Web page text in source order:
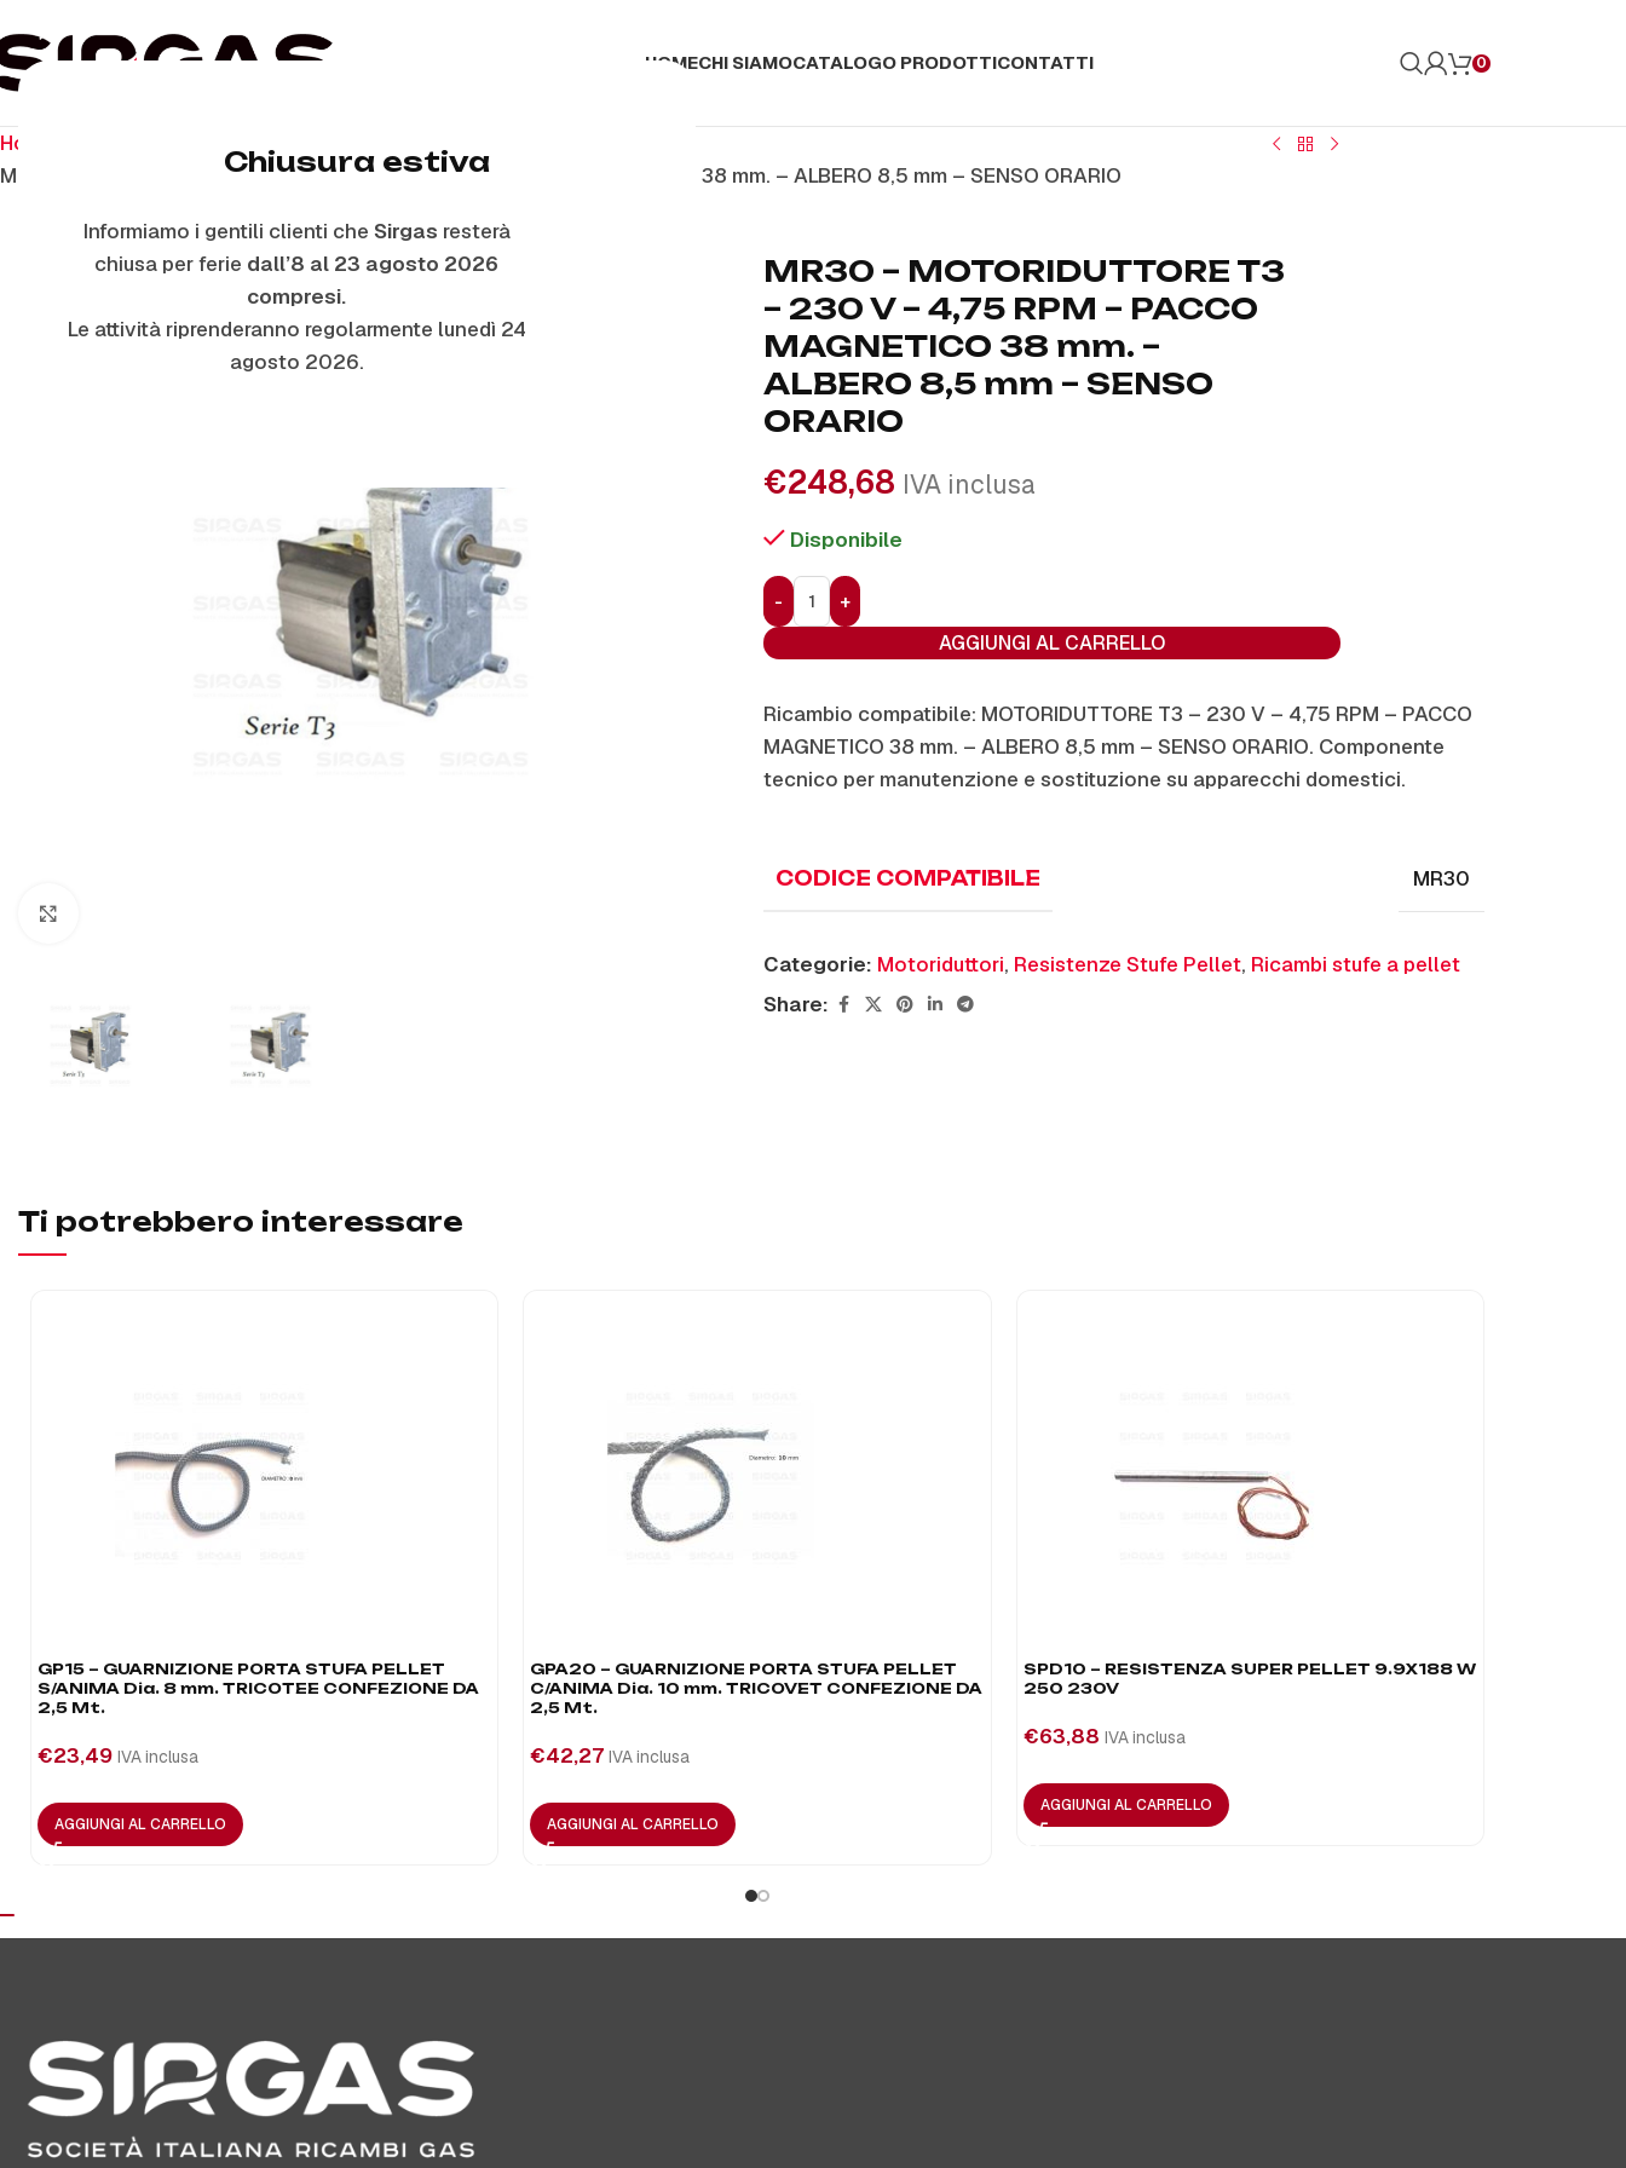
Chiusura estiva
Informiamo i gentili clienti che Sirgas resterà
chiusa per ferie dall’8 al 23 agosto 2026
compresi.
Le attività riprenderanno regolarmente lunedì 24
agosto 2026.
HOMECHI SIAMOCATALOGO PRODOTTICONTATTI 0
Home
MR30 – MOTORIDUTTORE T3 – 230 V – 4,75 RPM – PACCO MAGNETICO 38 mm. – ALBERO 8,5 mm – SENSO ORARIO
MR30 – MOTORIDUTTORE T3
– 230 V – 4,75 RPM – PACCO
MAGNETICO 38 mm. –
ALBERO 8,5 mm – SENSO
ORARIO
€248,68 IVA inclusa
Disponibile
AGGIUNGI AL CARRELLO
Ricambio compatibile: MOTORIDUTTORE T3 – 230 V – 4,75 RPM – PACCO
MAGNETICO 38 mm. – ALBERO 8,5 mm – SENSO ORARIO. Componente
tecnico per manutenzione e sostituzione su apparecchi domestici.
CODICE COMPATIBILE MR30
Categorie: Motoriduttori, Resistenze Stufe Pellet, Ricambi stufe a pellet
Share:
Ti potrebbero interessare
GP15 – GUARNIZIONE PORTA STUFA PELLET
S/ANIMA Dia. 8 mm. TRICOTEE CONFEZIONE DA
2,5 Mt.
€23,49 IVA inclusa
AGGIUNGI AL CARRELLO
GPA20 – GUARNIZIONE PORTA STUFA PELLET
C/ANIMA Dia. 10 mm. TRICOVET CONFEZIONE DA
2,5 Mt.
€42,27 IVA inclusa
AGGIUNGI AL CARRELLO
SPD10 – RESISTENZA SUPER PELLET 9.9X188 W
250 230V
€63,88 IVA inclusa
AGGIUNGI AL CARRELLO